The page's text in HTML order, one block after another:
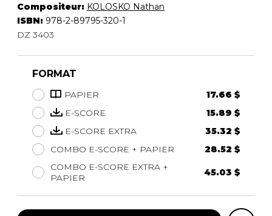
Compositeur: KOLOSKO Nathan
ISBN: 978-2-89795-320-1
DZ 3403
FORMAT
PAPIER
17.66 $
E-SCORE
15.89 $
E-SCORE EXTRA
35.32 $
COMBO E-SCORE + PAPIER
28.52 $
COMBO E-SCORE EXTRA +
PAPIER
45.03 $